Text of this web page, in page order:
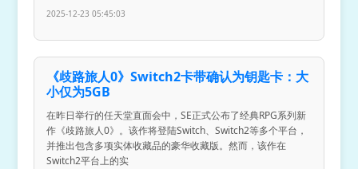
2025-12-23 05:45:03
《歧路旅人0》Switch2卡带确认为钥匙卡：大
小仅为5GB
在昨日举行的任天堂直面会中，SE正式公布了经典RPG系列新
作《歧路旅人0》。该作将登陆Switch、Switch2等多个平台，
并推出包含多项实体收藏品的豪华收藏版。然而，该作在
Switch2平台上的实